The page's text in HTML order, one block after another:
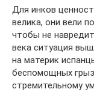
Для инков
велика, они вели
чтобы не
века ситуация
на материк
беспомощных
стремительному